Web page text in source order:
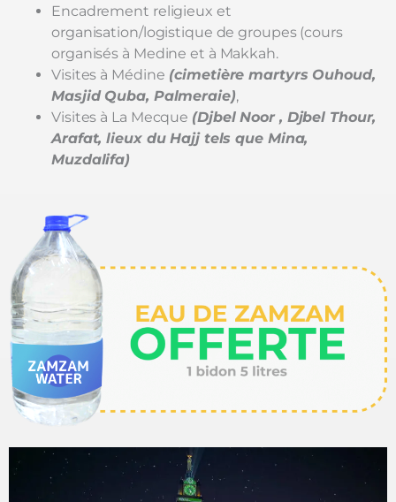
Encadrement religieux et
organisation/logistique de groupes (cours
organisés à Medine et à Makkah.
Visites à Médine (cimetière martyrs Ouhoud,
Masjid Quba, Palmeraie),
Visites à La Mecque (Djbel Noor , Djbel Thour,
Arafat, lieux du Hajj tels que Mina,
Muzdalifa)